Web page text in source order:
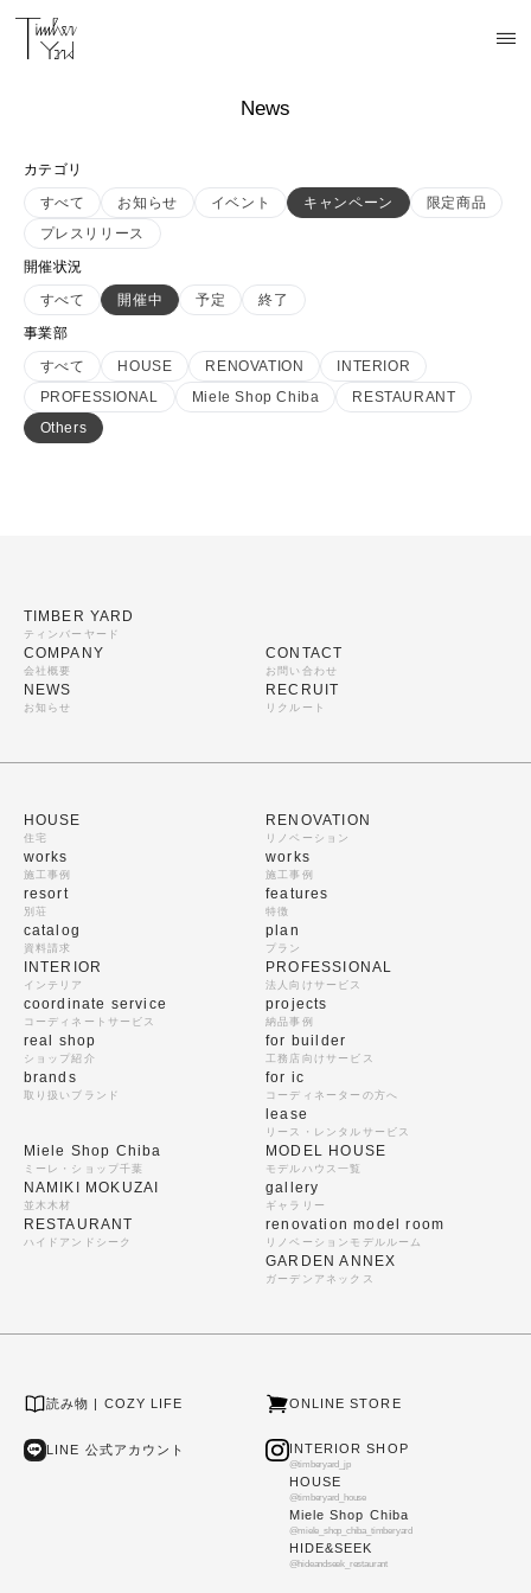
News
カテゴリ
すべて
お知らせ イベント キャンペーン
限定商品
プレスリリース
開催状況
すべて
開催中 予定
終了
事業部
すべて
HOUSE RENOVATION
INTERIOR
PROFESSIONAL
Miele Shop Chiba
RESTAURANT
Others
TIMBER YARD
ティンバーヤード
COMPANY
会社概要
NEWS
お知らせ
CONTACT
お問い合わせ
RECRUIT
リクルート
HOUSE
住宅
works
施工事例
resort
別荘
catalog
資料請求
RENOVATION
リノベーション
works
施工事例
features
特徴
plan
プラン
INTERIOR
インテリア
coordinate service
コーディネートサービス
real shop
ショップ紹介
brands
取り扱いブランド
PROFESSIONAL
法人向けサービス
projects
納品事例
for builder
工務店向けサービス
for ic
コーディネーターの方へ
lease
リース・レンタルサービス
Miele Shop Chiba
ミーレ・ショップ千葉
NAMIKI MOKUZAI
並木木材
RESTAURANT
ハイドアンドシーク
MODEL HOUSE
モデルハウス一覧
gallery
ギャラリー
renovation model room
リノベーションモデルルーム
GARDEN ANNEX
ガーデンアネックス
読み物 | COZY LIFE ONLINE STORE
LINE 公式アカウント INTERIOR SHOP
@timberyard_jp
HOUSE
@timberyard_house
Miele Shop Chiba
@miele_shop_chiba_timberyard
HIDE&SEEK
@hideandseek_restaurant